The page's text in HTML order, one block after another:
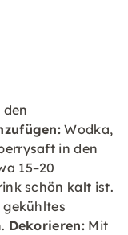
Wodka,
in den
15–20
schön kalt ist.
Dekorieren: Mit